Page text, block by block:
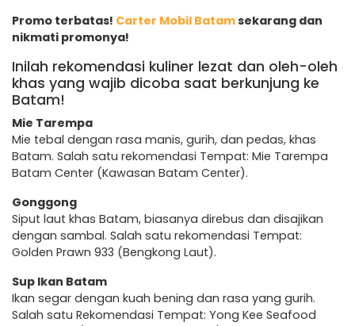
Promo terbatas! Carter Mobil Batamsekarang dan
nikmati promonya!
Inilah rekomendasi kuliner lezat dan oleh-oleh
khas yang wajib dicoba saat berkunjung ke
Batam!
Mie Tarempa
Mie tebal dengan rasa manis, gurih, dan pedas, khas
Batam. Salah satu rekomendasi Tempat: Mie Tarempa
Batam Center (Kawasan Batam Center).
Gonggong
Siput laut khas Batam, biasanya direbus dan disajikan
dengan sambal. Salah satu rekomendasi Tempat:
Golden Prawn 933 (Bengkong Laut).
Sup Ikan Batam
Ikan segar dengan kuah bening dan rasa yang gurih.
Salah satu Rekomendasi Tempat: Yong Kee Seafood